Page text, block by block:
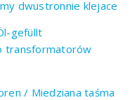
dwustronnie klejace
gefüllt
transformatorów
/ Miedziana taśma